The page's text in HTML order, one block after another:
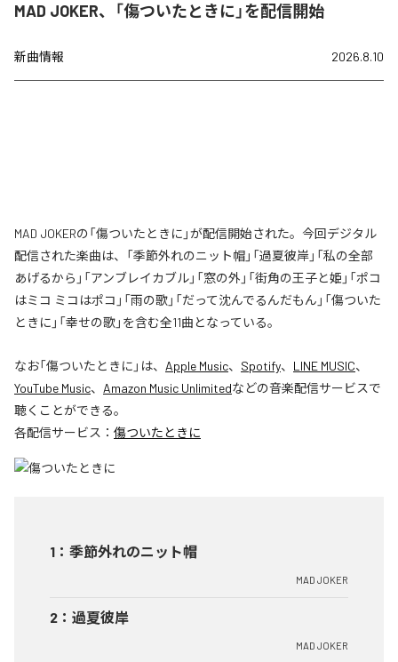
MAD JOKER、「傷ついたときに」を配信開始
新曲情報 2026.8.10
MAD JOKERの「傷ついたときに」が配信開始された。今回デジタル
配信された楽曲は、「季節外れのニット帽」「過夏彼岸」「私の全部
あげるから」「アンブレイカブル」「窓の外」「街角の王子と姫」「ポコ
はミコ ミコはポコ」「雨の歌」「だって沈んでるんだもん」「傷ついた
ときに」「幸せの歌」を含む全11曲となっている。
なお「傷ついたときに 」は、 Apple Music、 Spotify、 LINE MUSIC、
YouTube Music、 Amazon Music Unlimitedなどの音楽配信サービスで
聴くことができる。
各配信サービス： 傷ついたときに
1 ： 季節外れのニット帽
MAD JOKER
2 ： 過夏彼岸
MAD JOKER